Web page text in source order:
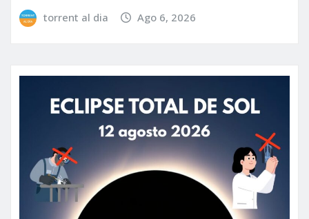
torrent al dia Ago 6, 2026